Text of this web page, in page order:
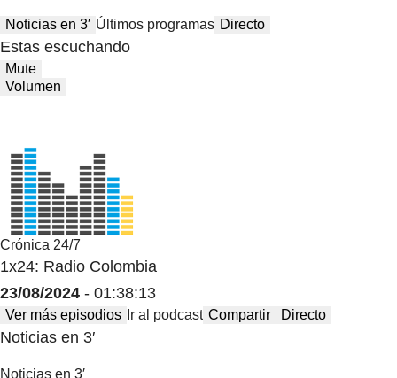
Noticias en 3′ Últimos programas Directo
Estas escuchando
Mute
Volumen
Crónica 24/7
1x24: Radio Colombia
23/08/2024 - 01:38:13
Ver más episodios Ir al podcast Compartir Directo
Noticias en 3′
Noticias en 3′